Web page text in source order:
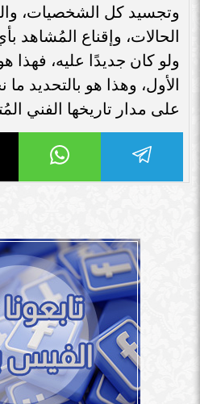
وتجسيد كل الشخصيات،
الحالات، وإقناع المُشاهد
ولو كان جديدًا عليه، فهذا
الأول، وهذا هو بالتحديد
على مدار تاريخها الفني